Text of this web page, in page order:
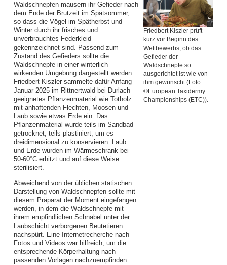
Friedbert Kiszler prüft
kurz vor Beginn des
Wettbewerbs, ob das
Gefieder der
Waldschnepfe so
ausgerichtet ist wie von
ihm gewünscht (Foto
©European Taxidermy
Championships (ETC)).
Waldschnepfen mausern ihr Gefieder nach
dem Ende der Brutzeit im Spätsommer,
so dass die Vögel im Spätherbst und
Winter durch ihr frisches und
unverbrauchtes Federkleid
gekennzeichnet sind. Passend zum
Zustand des Gefieders sollte die
Waldschnepfe in einer winterlich
wirkenden Umgebung dargestellt werden.
Friedbert Kiszler sammelte dafür Anfang
Januar 2025 im Rittnertwald bei Durlach
geeignetes Pflanzenmaterial wie Totholz
mit anhaftenden Flechten, Moosen und
Laub sowie etwas Erde ein. Das
Pflanzenmaterial wurde teils im Sandbad
getrocknet, teils plastiniert, um es
dreidimensional zu konservieren. Laub
und Erde wurden im Wärmeschrank bei
50-60°C erhitzt und auf diese Weise
sterilisiert.
Abweichend von der üblichen statischen
Darstellung von Waldschnepfen sollte mit
diesem Präparat der Moment eingefangen
werden, in dem die Waldschnepfe mit
ihrem empfindlichen Schnabel unter der
Laubschicht verborgenen Beutetieren
nachspürt. Eine Internetrecherche nach
Fotos und Videos war hilfreich, um die
entsprechende Körperhaltung nach
passenden Vorlagen nachzuempfinden.